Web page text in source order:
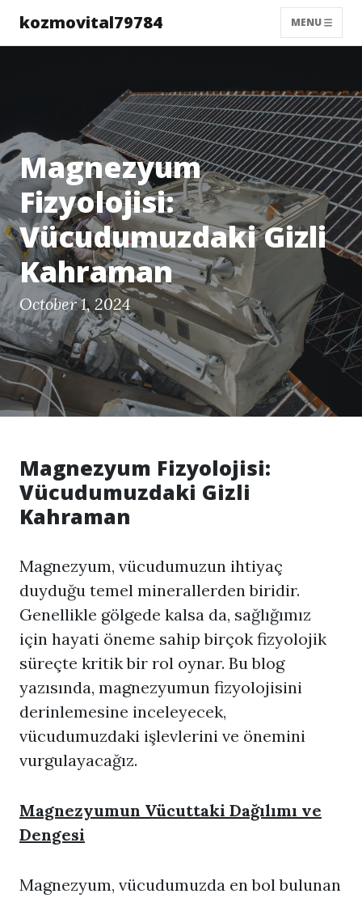
kozmovital79784 MENU
Magnezyum
Fizyolojisi:
Vücudumuzdaki Gizli
Kahraman
October 1, 2024
Magnezyum Fizyolojisi:
Vücudumuzdaki Gizli
Kahraman
Magnezyum, vücudumuzun ihtiyaç
duyduğu temel minerallerden biridir.
Genellikle gölgede kalsa da, sağlığımız
için hayati öneme sahip birçok fizyolojik
süreçte kritik bir rol oynar. Bu blog
yazısında, magnezyumun fizyolojisini
derinlemesine inceleyecek,
vücudumuzdaki işlevlerini ve önemini
vurgulayacağız.
Magnezyumun Vücuttaki Dağılımı ve
Dengesi
Magnezyum, vücudumuzda en bol bulunan